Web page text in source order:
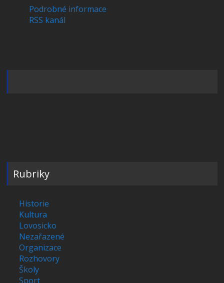
Podrobné informace
RSS kanál
Rubriky
Historie
Kultura
Lovosicko
Nezařazené
Organizace
Rozhovory
Školy
Sport